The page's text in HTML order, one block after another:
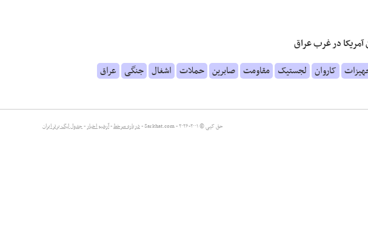
در غرب عراق
کاروان لجستیک مقاومت صابرین حملات اشغال جنگی عراق
حق کپی © ۲۰۰۱-۲۰۲۶ - Sarkhat.com - درباره سرخط-آرشیو اخبار-جدول لیگ برتر ایران